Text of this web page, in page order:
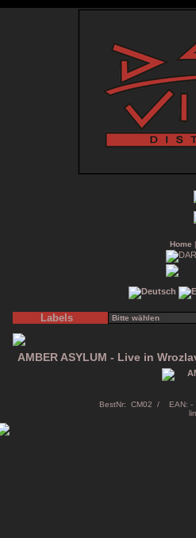
Home
Labels
AMBER ASYLUM - Live in
BestNr: CM02 / EAN: